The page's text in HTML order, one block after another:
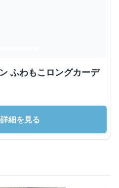
ふわもこロングカーデ
細を見る